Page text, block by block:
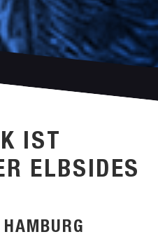
IST
ELBSIDES